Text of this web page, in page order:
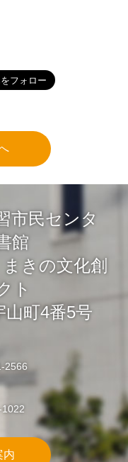
市民センタ
館
きの文化創
ト
山町4番5号
2566
内